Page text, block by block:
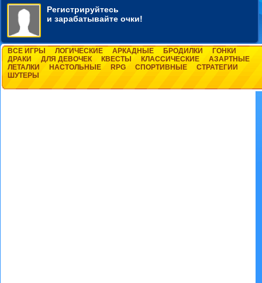
Регистрируйтесь
и зарабатывайте очки!
ВСЕ ИГРЫ ЛОГИЧЕСКИЕ АРКАДНЫЕ БРОДИЛКИ
ГОНКИ
ДРАКИ
ДЛЯ ДЕВОЧЕК КВЕСТЫ КЛАССИЧЕСКИЕ
АЗАРТНЫЕ
ЛЕТАЛКИ
НАСТОЛЬНЫЕ RPG СПОРТИВНЫЕ
СТРАТЕГИИ
ШУТЕРЫ